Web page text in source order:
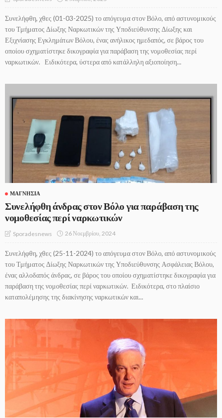
Συνελήφθη, χθες (01-03-2025) το απόγευμα στον Βόλο, από αστυνομικούς
του Τμήματος Δίωξης Ναρκωτικών της Υποδιεύθυνσης Δίωξης και
Εξιχνίασης Εγκλημάτων Βόλου, ένας ανήλικος ημεδαπός, σε βάρος του
οποίου σχηματίστηκε δικογραφία για παράβαση της νομοθεσίας περί
ναρκωτικών. Ειδικότερα, ύστερα από κατάλληλη αξιοποίηση...
ΜΑΓΝΗΣΊΑ
Συνελήφθη άνδρας στον Βόλο για παράβαση της
νομοθεσίας περί ναρκωτικών
Sporadesnews 26 Νοεμβρίου, 2024
Συνελήφθη, χθες (25-11-2024) το απόγευμα στον Βόλο, από αστυνομικούς
του Τμήματος Δίωξης Ναρκωτικών της Υποδιεύθυνσης Ασφάλειας Βόλου,
ένας αλλοδαπός άνδρας, σε βάρος του οποίου σχηματίστηκε δικογραφία για
παράβαση της νομοθεσίας περί ναρκωτικών. Ειδικότερα, στο πλαίσιο
καταπολέμησης της διακίνησης ναρκωτικών και...